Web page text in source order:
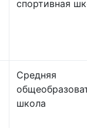
спортивная
Средняя
школа